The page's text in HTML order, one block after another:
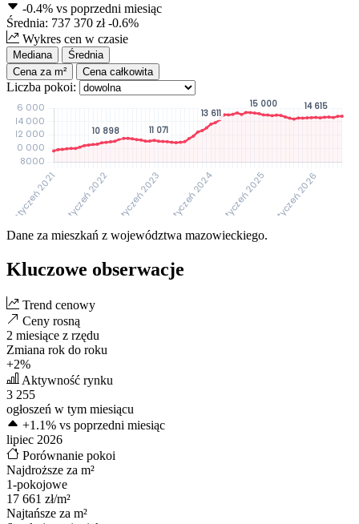
-0.4% vs poprzedni miesiąc
Średnia: 737 370 zł -0.6%
Wykres cen w czasie
Mediana
Średnia
Cena za m²
Cena całkowita
Liczba pokoi:
Dane za mieszkań z województwa mazowieckiego.
Kluczowe obserwacje
Trend cenowy
Ceny rosną
2 miesiące z rzędu
Zmiana rok do roku
+2%
Aktywność rynku
3 255
ogłoszeń w tym miesiącu
+1.1% vs poprzedni miesiąc
lipiec 2026
Porównanie pokoi
Najdroższe za m²
1-pokojowe
17 661 zł/m²
Najtańsze za m²